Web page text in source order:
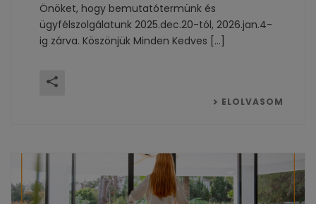
Önöket, hogy bemutatótermünk és
ügyfélszolgálatunk 2025.dec.20-tól, 2026.jan.4-
ig zárva. Köszönjük Minden Kedves [...]
ELOLVASOM